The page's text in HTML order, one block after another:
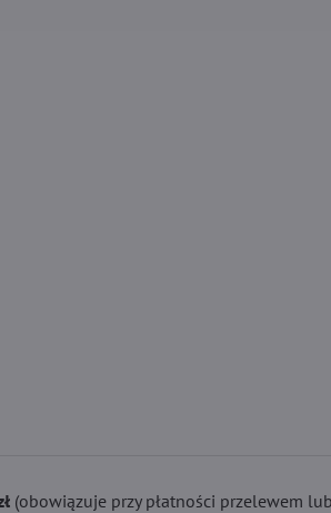
(obowiązuje przy płatności przelewem